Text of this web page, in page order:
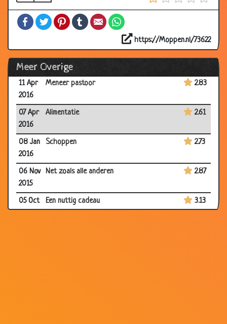
FacebookTwitterPinterestTumblrEmail
https://Moppen.nl/73622
Meer Overige
12 May
Vliegreis
2016
11 Apr
2016
Meneer pastoor 2.83
07 Apr
2016
Alimentatie 2.61
08 Jan
2016
Schoppen 2.73
06 Nov
2015
Net zoals alle anderen 2.87
05 Oct
Een nuttig cadeau 3.13